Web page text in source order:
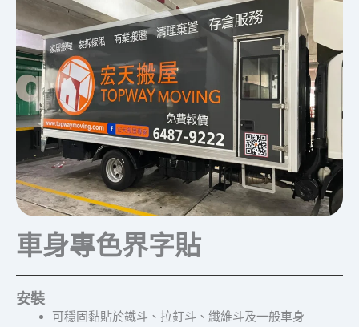
車身專色界字貼
安裝
可穩固黏貼於鐵斗、拉釘斗、纖維斗及一般車身